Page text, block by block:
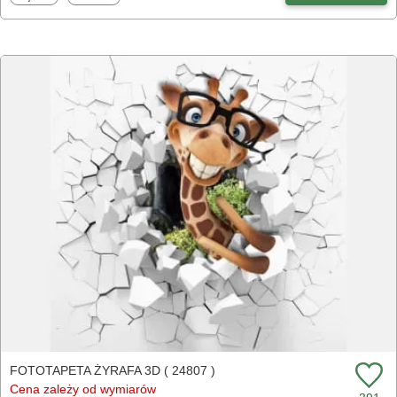
FOTOTAPETA ŻYRAFA 3D ( 24807 )
Cena zależy od wymiarów